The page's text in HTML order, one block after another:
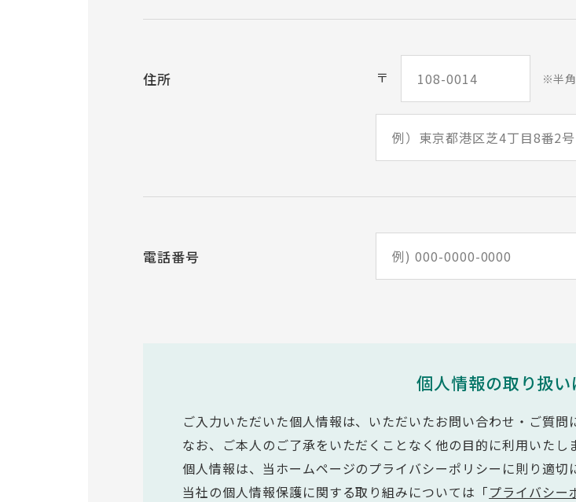
住所 〒 半
電話番号
個人情報の取り扱い
ご入力いただいた個人情報は、いただいたお問い合わせ・ご質問
なお、ご本人のご了承をいただくことなく他の目的に利用いたし
個人情報は、当ホームページのプライバシーポリシーに則り適切
当社の個人情報保護に関する取り組みについては「プライバシー